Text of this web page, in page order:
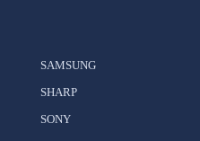
SAMSUNG
SHARP
SONY